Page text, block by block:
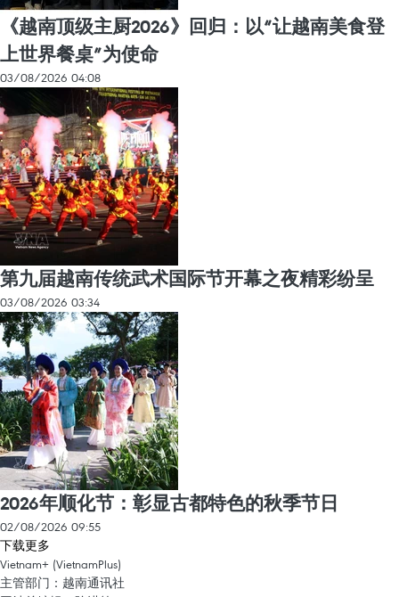
《越南顶级主厨2026》回归：以“让越南美食登
上世界餐桌”为使命
03/08/2026 04:08
第九届越南传统武术国际节开幕之夜精彩纷呈
03/08/2026 03:34
2026年顺化节：彰显古都特色的秋季节日
02/08/2026 09:55
下载更多
Vietnam+ (VietnamPlus)
主管部门：越南通讯社